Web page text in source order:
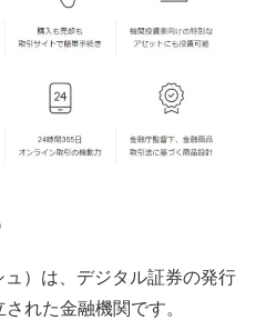
）は、デジタル証券の発行
れた金融機関です。